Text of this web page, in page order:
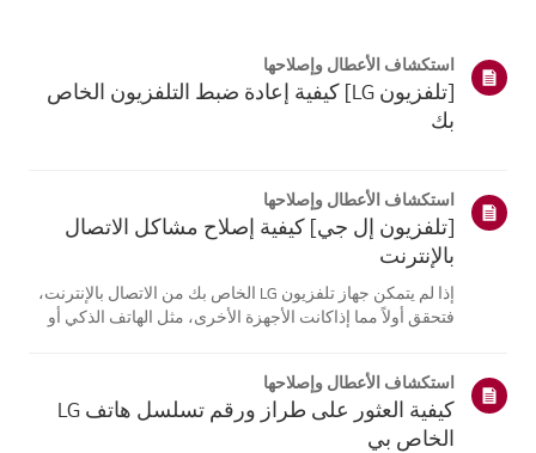
استكشاف الأعطال وإصلاحها
[تلفزيون LG] كيفية إعادة ضبط التلفزيون الخاص
بك
استكشاف الأعطال وإصلاحها
[تلفزيون إل جي] كيفية إصلاح مشاكل الاتصال
بالإنترنت
إذا لم يتمكن جهاز تلفزيون LG الخاص بك من الاتصال بالإنترنت،
فتحقق أولاً مما إذاكانت الأجهزة الأخرى، مثل الهاتف الذكي أو
تكمن في جها...
استكشاف الأعطال وإصلاحها
كيفية العثور على طراز ورقم تسلسل هاتف LG
الخاص بي